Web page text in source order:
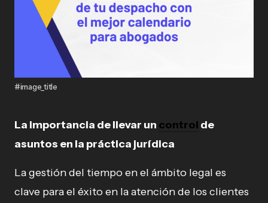
#image_title
La importancia de llevar un control de
asuntos en la práctica jurídica
La gestión del tiempo en el ámbito legal es
clave para el éxito en la atención de los clientes